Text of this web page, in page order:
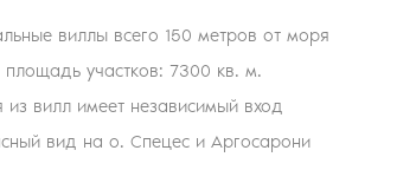
виллы всего 150 метров от моря
участков: 7300 кв. м.
из вилл имеет независимый вход
вид на о. Спецес и Аргосарони